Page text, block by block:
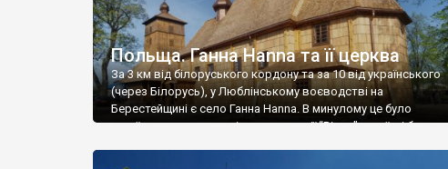
Польща. Ганна Hanna та її церква
За 3 км від білоруського кордону та за 10 від українського
(через Білорусь), у Люблінському воєводстві на
Берестейщині є село Ганна Hanna. В минулому це було
українське село, але під час операції “Вісла” українці були
під час нашого візиту вони там були – будівельники-